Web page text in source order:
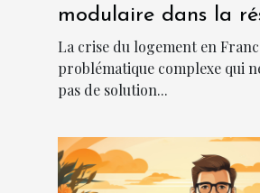
modulaire dans la
de la crise du
France
La crise du logement en
problématique complexe qui
pas de solution...